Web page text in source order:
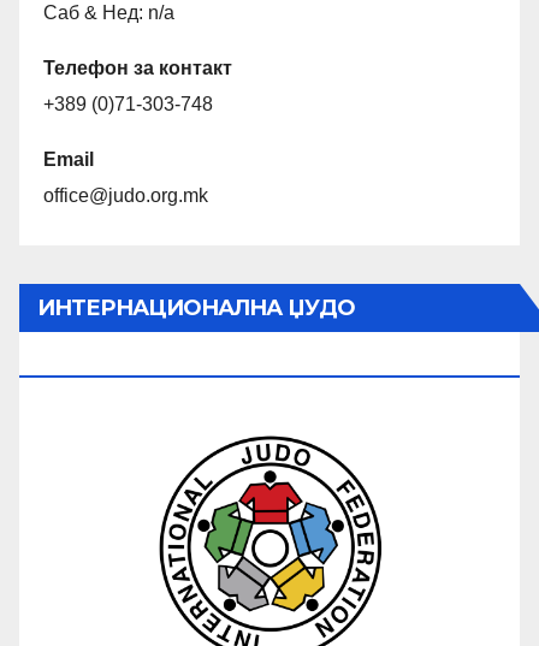
Саб & Нед: n/a
Телефон за контакт
+389 (0)71-303-748
Email
office@judo.org.mk
ИНТЕРНАЦИОНАЛНА ЏУДО